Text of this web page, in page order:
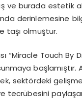
ve burada estetik
derinlemesine
taşı olmuştur.
“Miracle Touch By
sektördeki
tecrübesini